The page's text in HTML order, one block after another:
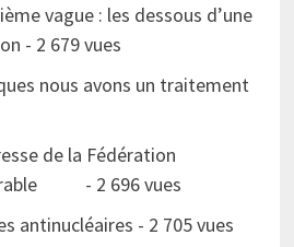
vague : les dessous d’une
- 2 679 vues
nous avons un traitement
de la Fédération
- 2 696 vues
antinucléaires - 2 705 vues